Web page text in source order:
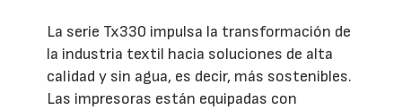
La serie Tx330 impulsa la transformación de
la industria textil hacia soluciones de alta
calidad y sin agua, es decir, más sostenibles.
Las impresoras están equipadas con